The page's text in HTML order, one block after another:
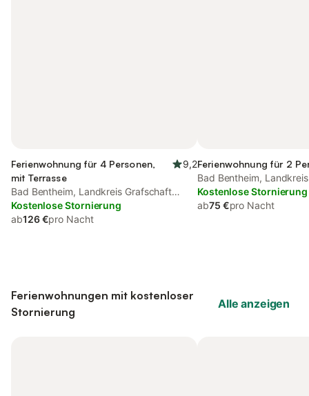
Ferienwohnung für 4 Personen,
mit Terrasse
9,2
Bad Bentheim, Landkreis Grafschaft
Bentheim
Kostenlose Stornierung
ab126 €pro Nacht
Ferienwohnung für 2
Bad Bentheim,
Bentheim
Kostenlose Stornierung
ab75 €pro Nacht
Ferienwohnungen mit kostenloser
Stornierung
Alle anzeigen